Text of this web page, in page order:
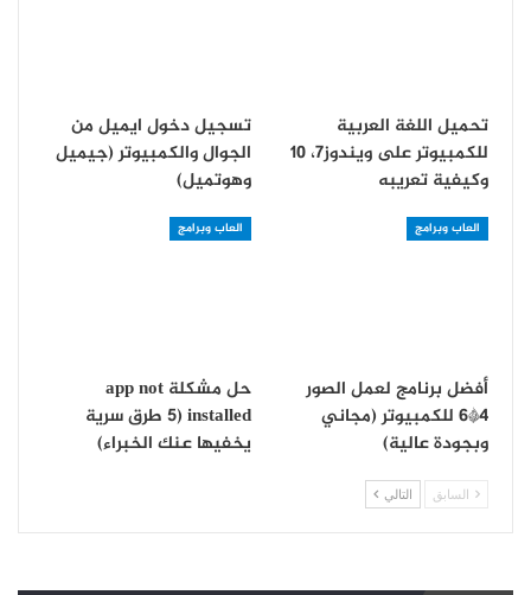
تحميل اللغة العربية
للكمبيوتر على ويندوز7، 10
وكيفية تعريبه
تسجيل دخول ايميل من
الجوال والكمبيوتر (جيميل
وهوتميل)
العاب وبرامج
أفضل برنامج لعمل الصور
4*6 للكمبيوتر (مجاني
وبجودة عالية)
العاب وبرامج
حل مشكلة app not
installed (5 طرق سرية
يخفيها عنك الخبراء)
السابق التالي